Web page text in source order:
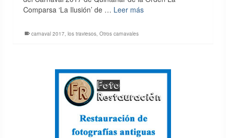
Comparsa ‘La Ilusión’ de … Leer más
carnaval 2017, los traviesos, Otros carnavales